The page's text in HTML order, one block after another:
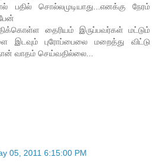
பதில் சொல்லமுடியாது...எனக்கு நேரம்
தைரியம் இருப்பவர்கள் மட்டும்
இடவும் புரோப்பைலை மறைத்து விட்டு
வாதம் செய்வதில்லை...
05, 2011 6:15:00 PM